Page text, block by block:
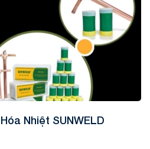
Nhiệt SUNWELD